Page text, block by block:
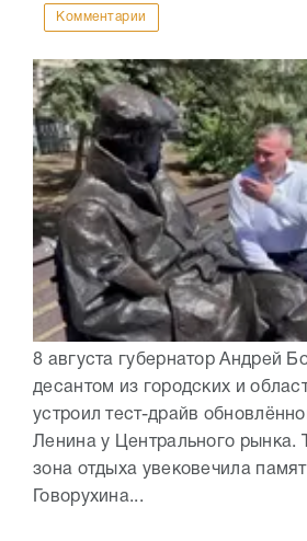
Комментарии
8 августа губернатор Андрей
десантом из городских и
устроил тест-драйв
Ленина у Центрального рынка.
зона отдыха увековечила
Говорухина...